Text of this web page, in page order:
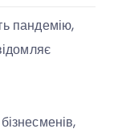
пандемію,